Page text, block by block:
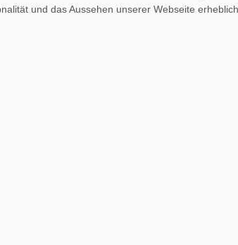
und das Aussehen unserer Webseite